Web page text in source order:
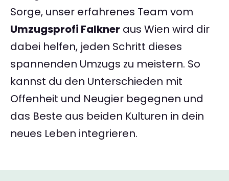
Sorge, unser erfahrenes Team vom
Umzugsprofi Falkner aus Wien wird dir
dabei helfen, jeden Schritt dieses
spannenden Umzugs zu meistern. So
kannst du den Unterschieden mit
Offenheit und Neugier begegnen und
das Beste aus beiden Kulturen in dein
neues Leben integrieren.